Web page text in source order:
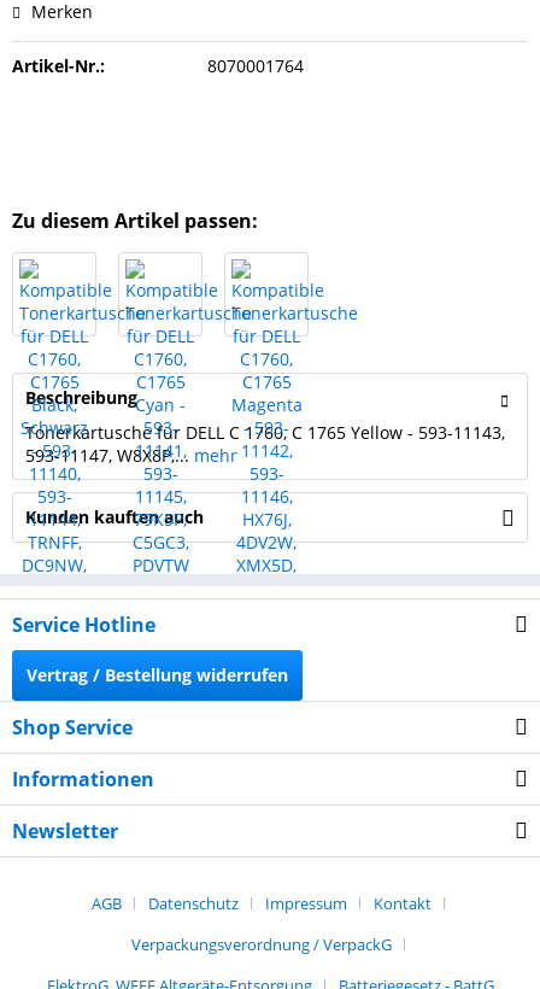
Merken
Artikel-Nr.: 8070001764
Zu diesem Artikel passen:
Beschreibung
Tonerkartusche für DELL C 1760, C 1765 Yellow - 593-11143,
593-11147, W8X8P,... mehr
Kunden kauften auch
Service Hotline
Vertrag / Bestellung widerrufen
Shop Service
Informationen
Newsletter
AGB Datenschutz Impressum
Kontakt
Verpackungsverordnung / VerpackG